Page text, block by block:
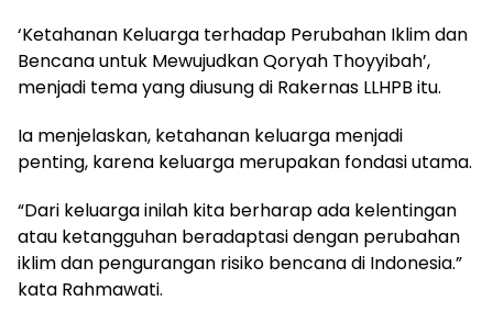
‘Ketahanan Keluarga terhadap Perubahan Iklim dan
Bencana untuk Mewujudkan Qoryah Thoyyibah’,
menjadi tema yang diusung di Rakernas LLHPB itu.
Ia menjelaskan, ketahanan keluarga menjadi
penting, karena keluarga merupakan fondasi utama.
“Dari keluarga inilah kita berharap ada kelentingan
atau ketangguhan beradaptasi dengan perubahan
iklim dan pengurangan risiko bencana di Indonesia.”
kata Rahmawati.